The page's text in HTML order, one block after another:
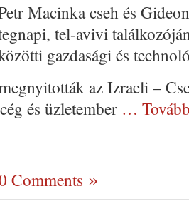
Macinka cseh és
tel-avivi
gazdasági és
az Izraeli –
és üzletember …
Comments